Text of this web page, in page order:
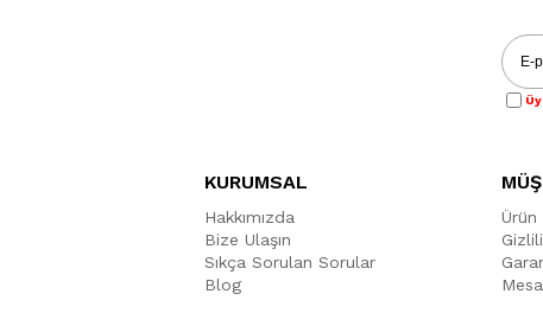
KURUMSAL
Hakkımızda
Bize Ulaşın
Sıkça Sorulan Sorular
Blog
Ürün